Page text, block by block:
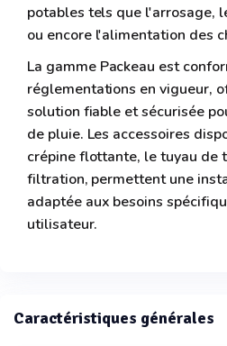
potables tels que l'arrosage,
ou encore l'alimentation des
La gamme Packeau est
réglementations en vigueur,
solution fiable et sécurisée
de pluie. Les accessoires
crépine flottante, le tuyau de
filtration, permettent une
adaptée aux besoins
utilisateur.
Caractéristiques générales